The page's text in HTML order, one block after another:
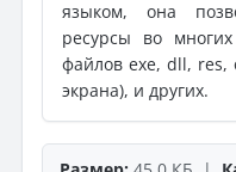
языком, она
ресурсы во
файлов exe, dll, res,
экрана), и других.